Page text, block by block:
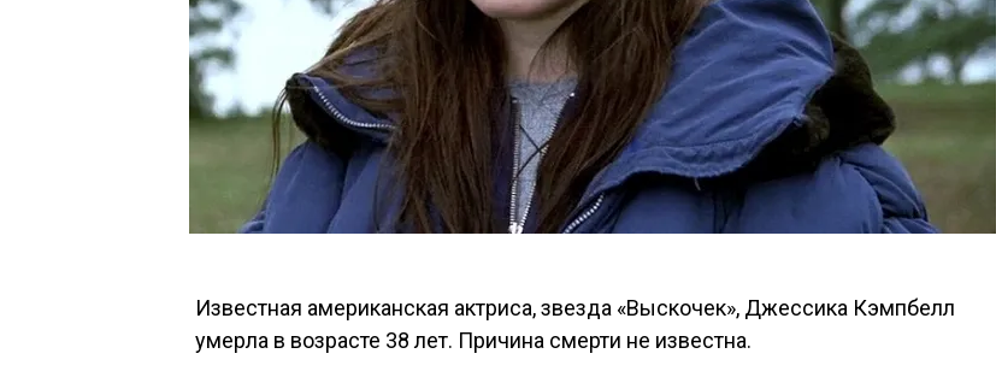
Известная американская актриса, звезда «Выскочек», Джессика Кэмпбелл
умерла в возрасте 38 лет. Причина смерти не известна.